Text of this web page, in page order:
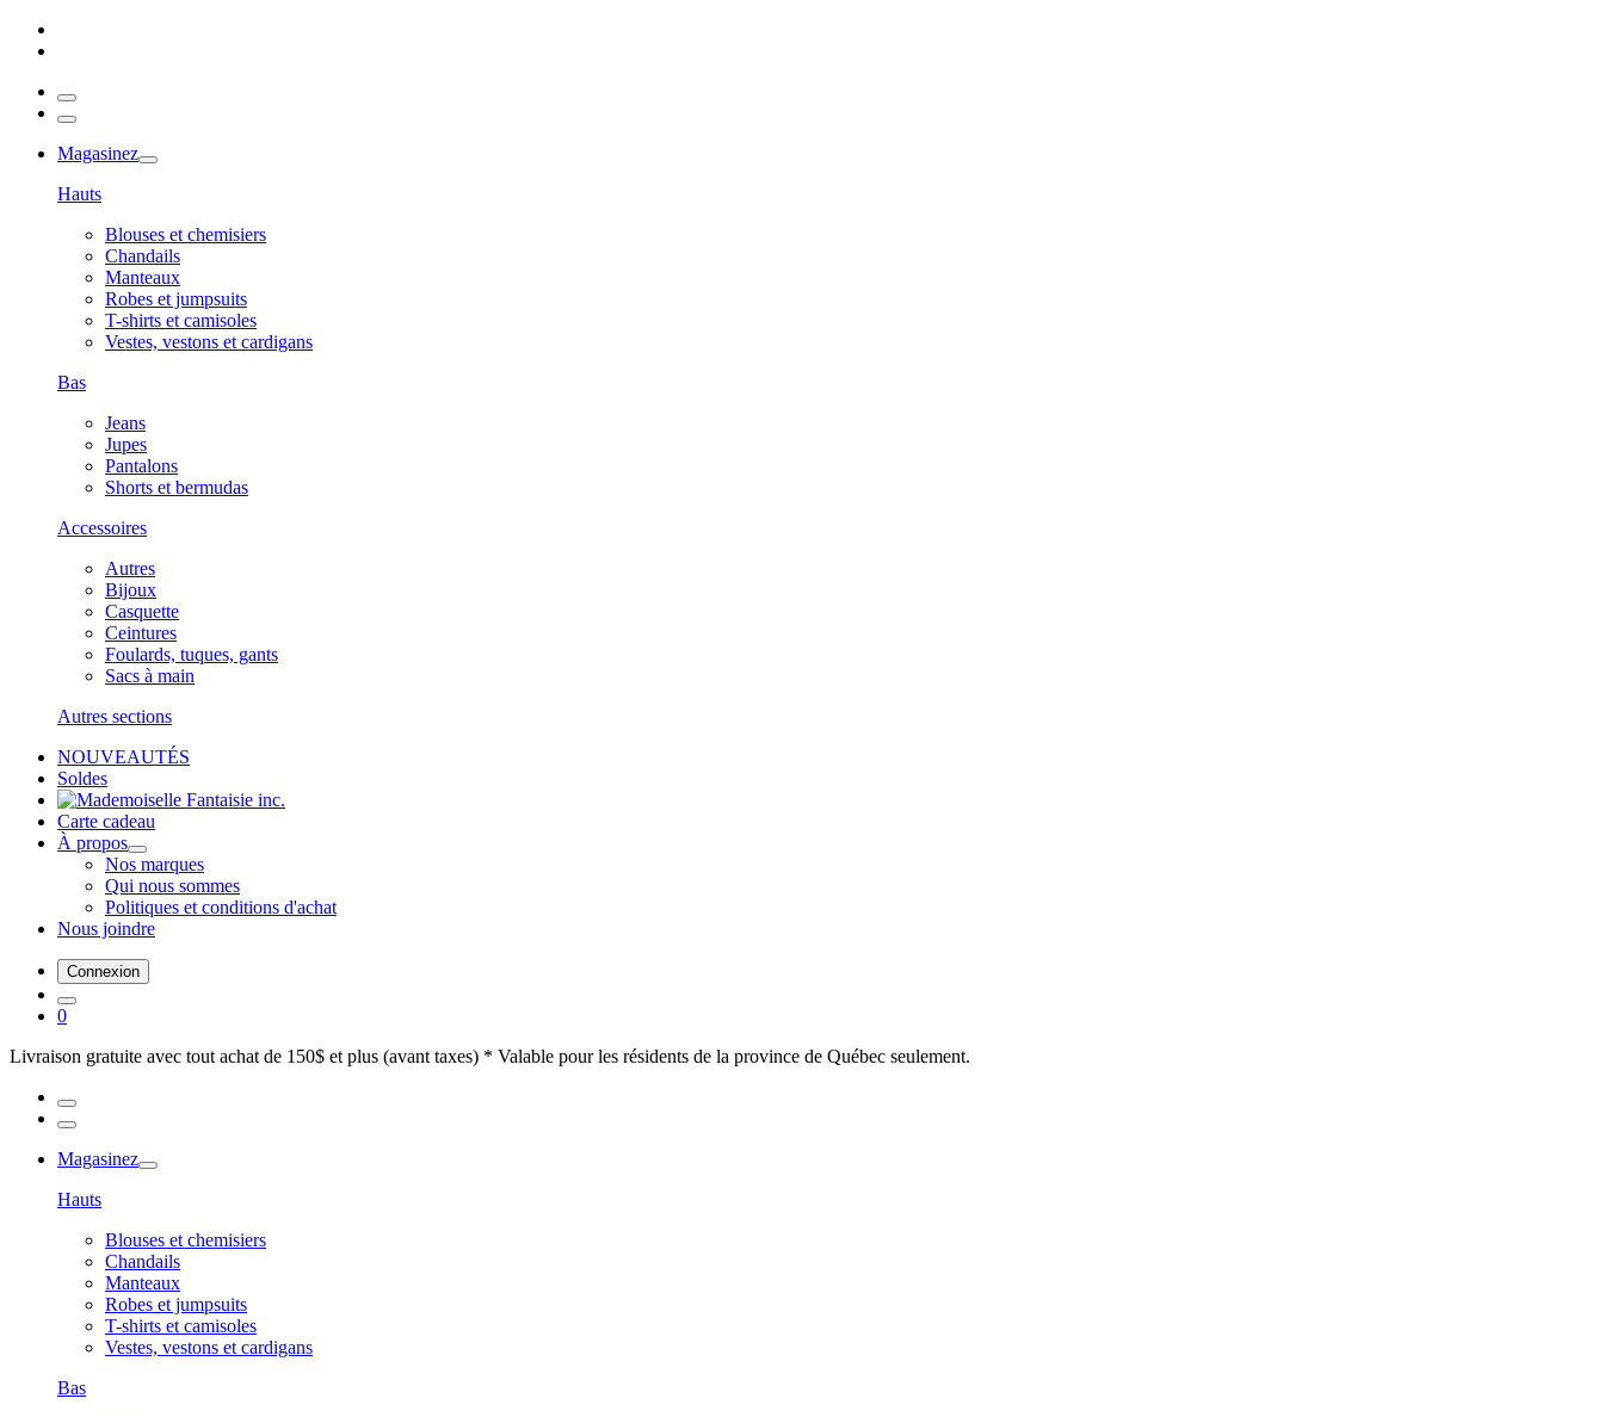
Magasinez
Hauts
Blouses et chemisiers
Chandails
Manteaux
Robes et jumpsuits
T-shirts et camisoles
Vestes, vestons et cardigans
Bas
Jeans
Jupes
Pantalons
Shorts et bermudas
Accessoires
Autres
Bijoux
Casquette
Ceintures
Foulards, tuques, gants
Sacs à main
Autres sections
NOUVEAUTÉS
Soldes
Carte cadeau
À propos
Nos marques
Qui nous sommes
Politiques et conditions d'achat
Nous joindre
Connexion
0
Livraison gratuite avec tout achat de 150$ et plus (avant taxes) * Valable pour les résidents de la province de Québec seulement.
Magasinez
Hauts
Blouses et chemisiers
Chandails
Manteaux
Robes et jumpsuits
T-shirts et camisoles
Vestes, vestons et cardigans
Bas